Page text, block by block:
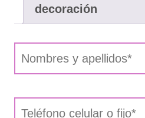
decoración